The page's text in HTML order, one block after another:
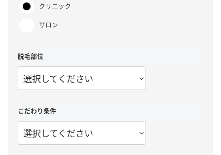
クリニック
サロン
脱毛部位
選択してください
こだわり条件
選択してください